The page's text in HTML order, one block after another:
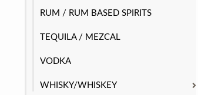
RUM / RUM BASED SPIRITS
TEQUILA / MEZCAL
VODKA
WHISKY/WHISKEY